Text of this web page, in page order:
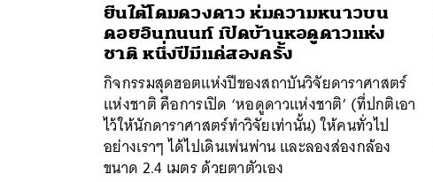
ยืนใต้โดมดวงดาว ห่มความหนาวบน
ดอยอินทนนท์ เปิดบ้านหอดูดาวแห่ง
ชาติ หนึ่งปีมีแค่สองครั้ง
กิจกรรมสุดฮอตแห่งปีของสถาบันวิจัยดาราศาสตร์
แห่งชาติ คือการเปิด ‘หอดูดาวแห่งชาติ’ (ที่ปกติเอา
ไว้ให้นักดาราศาสตร์ทำวิจัยเท่านั้น) ให้คนทั่วไป
อย่างเราๆ ได้ไปเดินเพ่นพ่าน และลองส่องกล้อง
ขนาด 2.4 เมตร ด้วยตาตัวเอง